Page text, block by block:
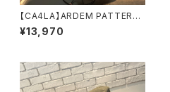
【CA4LA】ARDEM PATTERN
キャップ SHK0134
2
¥13,970